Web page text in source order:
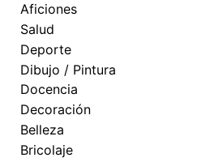
Aficiones
Salud
Deporte
Dibujo / Pintura
Docencia
Decoración
Belleza
Bricolaje